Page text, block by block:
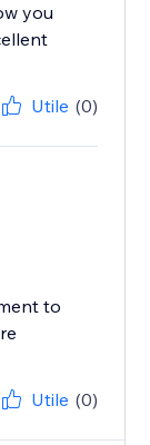
you
Utile (0)
to
Utile (0)